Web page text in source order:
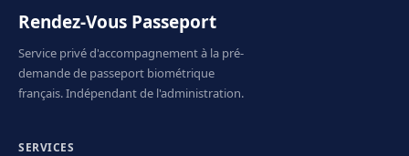
Rendez-Vous Passeport
Service privé d'accompagnement à la pré-
demande de passeport biométrique
français. Indépendant de l'administration.
SERVICES